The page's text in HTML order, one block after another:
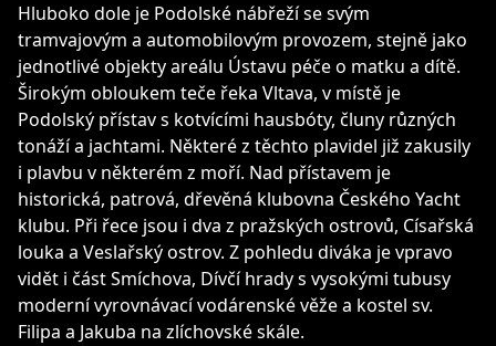
Hluboko dole je Podolské nábřeží se svým
tramvajovým a automobilovým provozem, stejně jako
jednotlivé objekty areálu Ústavu péče o matku a dítě.
Širokým obloukem teče řeka Vltava, v místě je
Podolský přístav s kotvícími hausbóty, čluny různých
tonáží a jachtami. Některé z těchto plavidel již zakusily
i plavbu v některém z moří. Nad přístavem je
historická, patrová, dřevěná klubovna Českého Yacht
klubu. Při řece jsou i dva z pražských ostrovů, Císařská
louka a Veslařský ostrov. Z pohledu diváka je vpravo
vidět i část Smíchova, Dívčí hrady s vysokými tubusy
moderní vyrovnávací vodárenské věže a kostel sv.
Filipa a Jakuba na zlíchovské skále.